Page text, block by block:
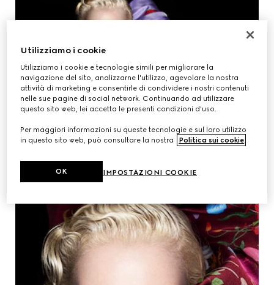
Utilizziamo i cookie
Utilizziamo i cookie e tecnologie simili per migliorare la
navigazione del sito, analizzarne l'utilizzo, agevolare la nostra
attività di marketing e consentirle di condividere i nostri contenuti
nelle sue pagine di social network. Continuando ad utilizzare
questo sito web, lei accetta le presenti condizioni d'uso.
Per maggiori informazioni su queste tecnologie e sul loro utilizzo
in questo sito web, può consultare la nostra
Politica sui cookie.
IMPOSTAZIONI COOKIE
OK